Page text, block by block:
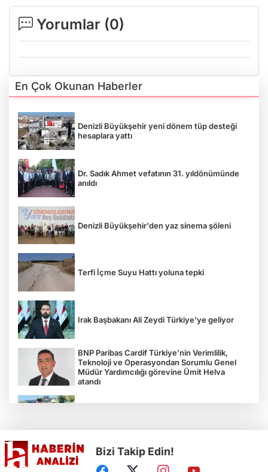
Yorumlar (0)
En Çok Okunan Haberler
Denizli Büyükşehir yeni dönem tüp desteği
hesaplara yattı
Dr. Sadık Ahmet vefatının 31. yıldönümünde
anıldı
Denizli Büyükşehir'den yaz sinema şöleni
Terfi İçme Suyu Hattı yoluna tepki
Irak Başbakanı Ali Zeydi Türkiye'ye geliyor
BNP Paribas Cardif Türkiye’nin Verimlilik,
Teknoloji ve Operasyondan Sorumlu Genel
Müdür Yardımcılığı görevine Ümit Helva
atandı
Bizi Takip Edin!